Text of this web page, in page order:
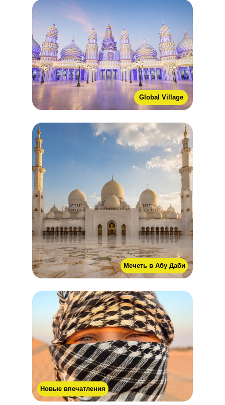
Global Village
Мечеть в Абу Даби
Новые впечатления